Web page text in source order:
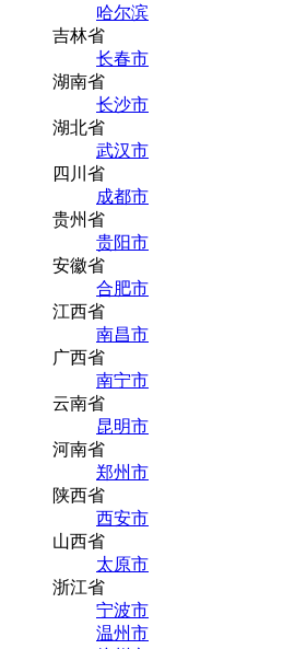
哈尔滨
吉林省
长春市
湖南省
长沙市
湖北省
武汉市
四川省
成都市
贵州省
贵阳市
安徽省
合肥市
江西省
南昌市
广西省
南宁市
云南省
昆明市
河南省
郑州市
陕西省
西安市
山西省
太原市
浙江省
宁波市
温州市